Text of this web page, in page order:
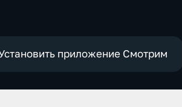
приложение Смотрим